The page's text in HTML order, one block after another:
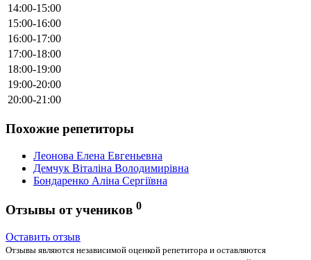
14:00-15:00
15:00-16:00
16:00-17:00
17:00-18:00
18:00-19:00
19:00-20:00
20:00-21:00
Похожие репетиторы
Леонова Елена Евгеньевна
Демчук Віталіна Володимирівна
Бондаренко Аліна Сергіївна
Отзывы от учеников 0
Оставить отзыв
Отзывы являются независимой оценкой репетитора и оставляются